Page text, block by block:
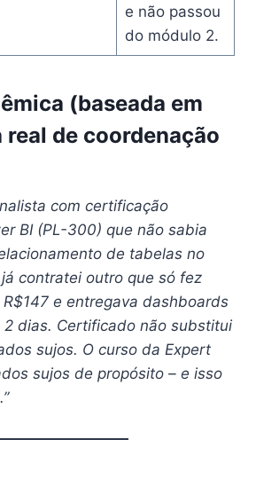
e não passou
do módulo 2.
(baseada em
de coordenação
com certificação
BI (PL-300) que não sabia
de tabelas no
contratei outro que só fez
e entregava dashboards
dias. Certificado não substitui
sujos. O curso da Expert
sujos de propósito – e isso